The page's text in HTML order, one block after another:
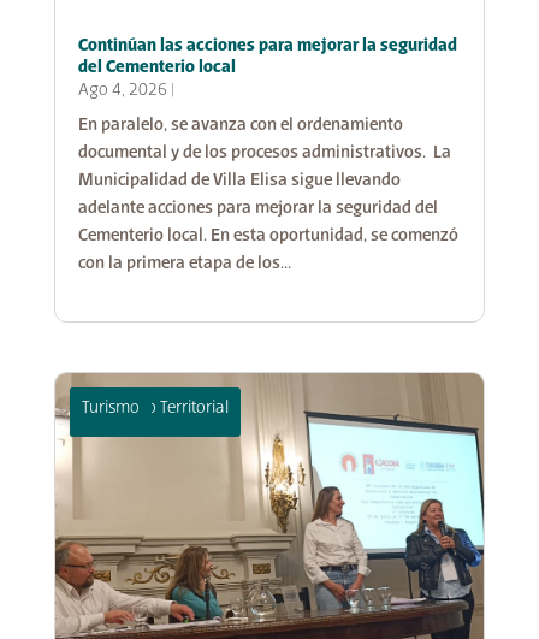
Continúan las acciones para mejorar la seguridad
del Cementerio local
Ago 4, 2026
En paralelo, se avanza con el ordenamiento
documental y de los procesos administrativos. La
Municipalidad de Villa Elisa sigue llevando
adelante acciones para mejorar la seguridad del
Cementerio local. En esta oportunidad, se comenzó
con la primera etapa de los...
Desarrollo Territorial
Turismo